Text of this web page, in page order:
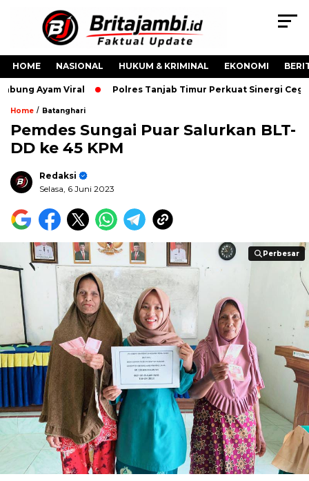
HOME NASIONAL HUKUM & KRIMINAL EKONOMI
Ayam Viral Polres Tanjab Timur Perkuat Sinergi Cegah
Home / Batanghari
Pemdes Sungai Puar Salurkan BLT-
DD ke 45 KPM
Redaksi
Selasa, 6 Juni 2023
Perbesar
Perbesar